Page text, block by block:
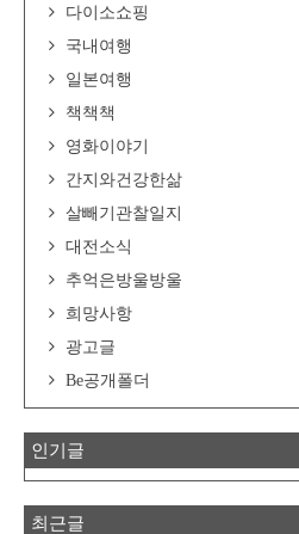
다이소쇼핑
국내여행
일본여행
책책책
영화이야기
간지와건강한삶
살빼기관찰일지
대전소식
추억은방울방울
희망사항
광고글
Be공개폴더
인기글
최근글